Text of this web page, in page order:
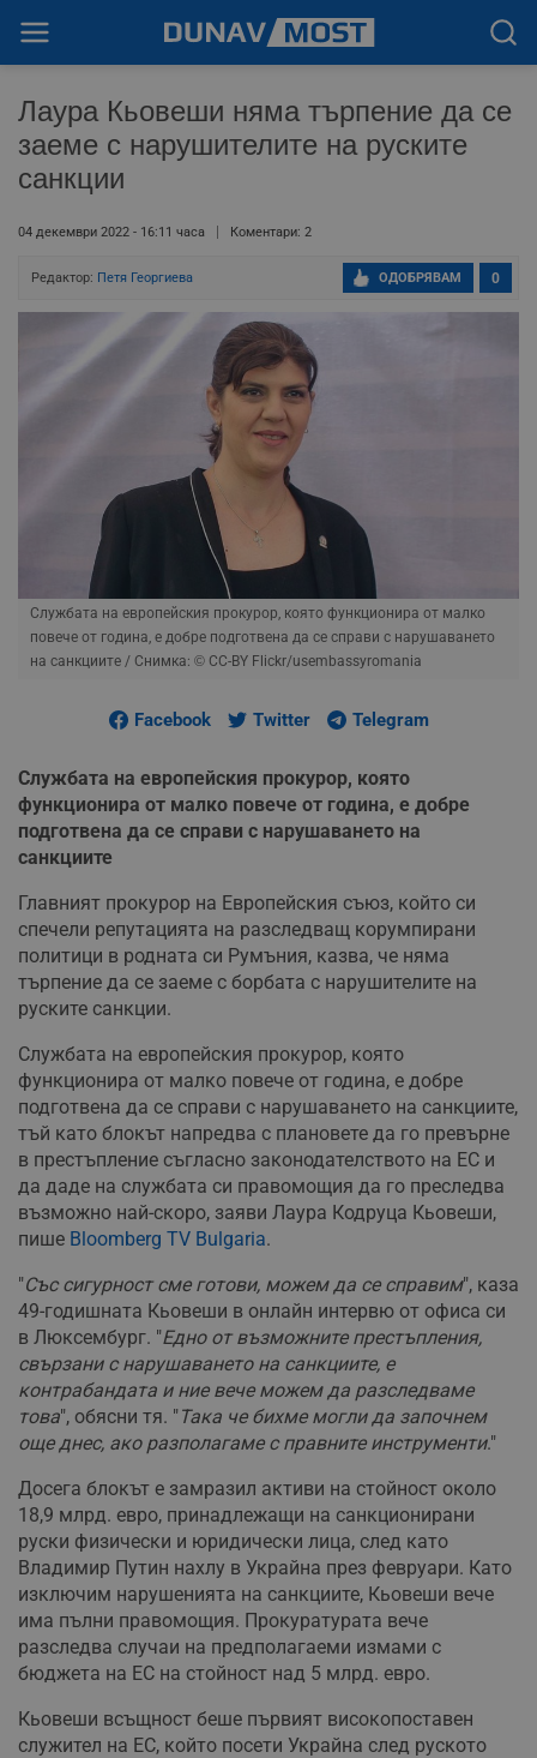
Лаура Кьовеши няма търпение да се
заеме с нарушителите на руските
санкции
04 декември 2022 - 16:11 часа Коментари: 2
Редактор: Петя Георгиева 0
ОДОБРЯВАМ
Службата на европейския прокурор, която функционира от малко
повече от година, е добре подготвена да се справи с нарушаването
на санкциите / Снимка: © CC-BY Flickr/usembassyromania
Facebook Twitter Telegram
Службата на европейския прокурор, която
функционира от малко повече от година, е добре
подготвена да се справи с нарушаването на
санкциите
Главният прокурор на Европейския съюз, който си
спечели репутацията на разследващ корумпирани
политици в родната си Румъния, казва, че няма
търпение да се заеме с борбата с нарушителите на
руските санкции.
Службата на европейския прокурор, която
функционира от малко повече от година, е добре
подготвена да се справи с нарушаването на санкциите,
тъй като блокът напредва с плановете да го превърне
в престъпление съгласно законодателството на ЕС и
да даде на службата си правомощия да го преследва
възможно най-скоро, заяви Лаура Кодруца Кьовеши,
пише Bloomberg TV Bulgaria.
"Със сигурност сме готови, можем да се справим", каза
49-годишната Кьовеши в онлайн интервю от офиса си
в Люксембург. "Едно от възможните престъпления,
свързани с нарушаването на санкциите, е
контрабандата и ние вече можем да разследваме
това", обясни тя. "Така че бихме могли да започнем
още днес, ако разполагаме с правните инструменти."
Досега блокът е замразил активи на стойност около
18,9 млрд. евро, принадлежащи на санкционирани
руски физически и юридически лица, след като
Владимир Путин нахлу в Украйна през февруари. Като
изключим нарушенията на санкциите, Кьовеши вече
има пълни правомощия. Прокуратурата вече
разследва случаи на предполагаеми измами с
бюджета на ЕС на стойност над 5 млрд. евро.
Кьовеши всъщност беше първият високопоставен
служител на ЕС, който посети Украйна след руското